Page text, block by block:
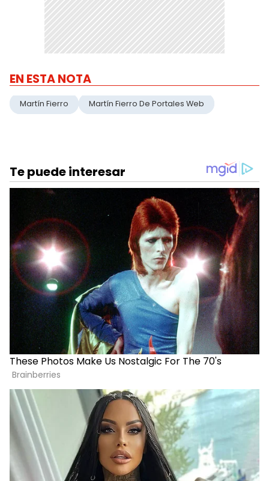
EN ESTA NOTA
Martín Fierro Martín Fierro De Portales Web